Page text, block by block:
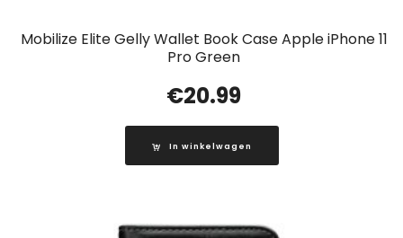
Mobilize Elite Gelly Wallet Book Case Apple iPhone 11
Pro Green
€20.99
In winkelwagen